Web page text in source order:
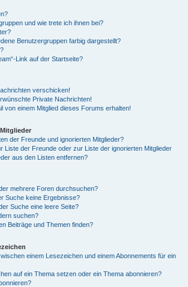
und wie trete ich ihnen bei?
Benutzergruppen farbig dargestellt?
Link auf der Startseite?
verschicken!
Private Nachrichten!
von einem Mitglied dieses Forums erhalten!
der Freunde und ignorierten Mitglieder?
Liste der Freunde oder zur Liste der ignorierten Mitglieder
aus den Listen entfernen?
mehrere Foren durchsuchen?
Suche keine Ergebnisse?
Suche eine leere Seite?
suchen?
Beiträge und Themen finden?
einem Lesezeichen und einem Abonnements für ein
auf ein Thema setzen oder ein Thema abonnieren?